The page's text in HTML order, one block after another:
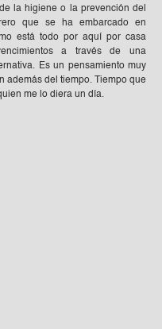
la higiene o la prevención del
que se ha embarcado en
está todo por aquí por casa
a través de una
Es un pensamiento muy
además del tiempo. Tiempo que
me lo diera un día.